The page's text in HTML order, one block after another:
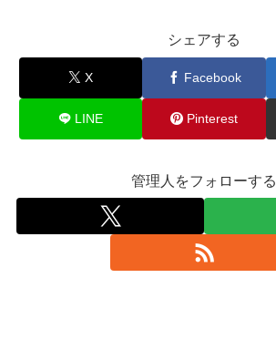
シェアする
X Facebook
LINE Pinterest
管理人をフォローする